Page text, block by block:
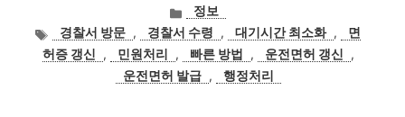
카
테
고
리
정보
태
그
경찰서 방문 , 경찰서 수령 , 대기시간 최소화 ,
면
허증 갱신
, 민원처리 , 빠른 방법 , 운전면허 갱신
,
운전면허 발급 , 행정처리